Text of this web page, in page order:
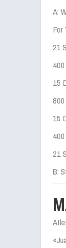
A:
For
21
15
15
21
B: